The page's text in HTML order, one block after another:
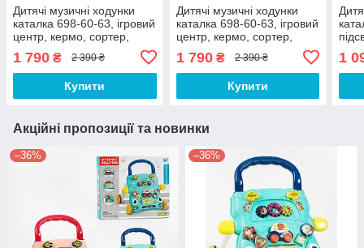
Дитячі музичні ходунки
каталка 698-60-63, ігровий
центр, кермо, сортер,
музика, світло, червоний
1 790 ₴ 2 390 ₴
Купити
Дитячі музичні ходунки
каталка 698-60-63, ігровий
центр, кермо, сортер,
музика, світло, бірюзовий
1 790₴ 2 390 ₴
Купити
1
Акційні пропозиції та новинки
–36% –36%